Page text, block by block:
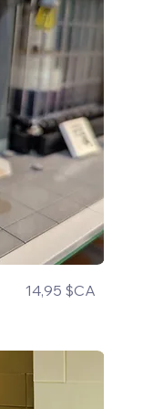
Prix
14,95 $CA